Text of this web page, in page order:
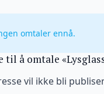
omtaler ennå.
til å omtale
vil ikke bli